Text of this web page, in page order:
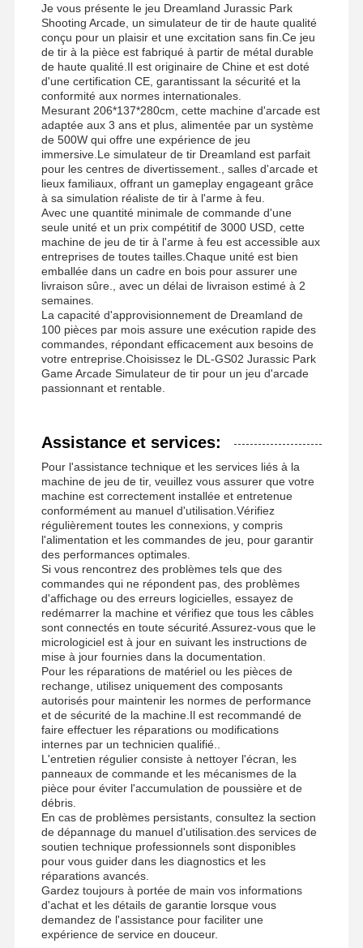
Je vous présente le jeu Dreamland Jurassic Park
Shooting Arcade, un simulateur de tir de haute qualité
conçu pour un plaisir et une excitation sans fin.Ce jeu
de tir à la pièce est fabriqué à partir de métal durable
de haute qualité.Il est originaire de Chine et est doté
d'une certification CE, garantissant la sécurité et la
conformité aux normes internationales.
Mesurant 206*137*280cm, cette machine d'arcade est
adaptée aux 3 ans et plus, alimentée par un système
de 500W qui offre une expérience de jeu
immersive.Le simulateur de tir Dreamland est parfait
pour les centres de divertissement., salles d'arcade et
lieux familiaux, offrant un gameplay engageant grâce
à sa simulation réaliste de tir à l'arme à feu.
Avec une quantité minimale de commande d'une
seule unité et un prix compétitif de 3000 USD, cette
machine de jeu de tir à l'arme à feu est accessible aux
entreprises de toutes tailles.Chaque unité est bien
emballée dans un cadre en bois pour assurer une
livraison sûre., avec un délai de livraison estimé à 2
semaines.
La capacité d'approvisionnement de Dreamland de
100 pièces par mois assure une exécution rapide des
commandes, répondant efficacement aux besoins de
votre entreprise.Choisissez le DL-GS02 Jurassic Park
Game Arcade Simulateur de tir pour un jeu d'arcade
passionnant et rentable.
Assistance et services:
Pour l'assistance technique et les services liés à la
machine de jeu de tir, veuillez vous assurer que votre
machine est correctement installée et entretenue
conformément au manuel d'utilisation.Vérifiez
régulièrement toutes les connexions, y compris
l'alimentation et les commandes de jeu, pour garantir
des performances optimales.
Si vous rencontrez des problèmes tels que des
commandes qui ne répondent pas, des problèmes
d'affichage ou des erreurs logicielles, essayez de
redémarrer la machine et vérifiez que tous les câbles
sont connectés en toute sécurité.Assurez-vous que le
micrologiciel est à jour en suivant les instructions de
mise à jour fournies dans la documentation.
Pour les réparations de matériel ou les pièces de
rechange, utilisez uniquement des composants
autorisés pour maintenir les normes de performance
et de sécurité de la machine.Il est recommandé de
faire effectuer les réparations ou modifications
internes par un technicien qualifié..
L'entretien régulier consiste à nettoyer l'écran, les
panneaux de commande et les mécanismes de la
pièce pour éviter l'accumulation de poussière et de
débris.
En cas de problèmes persistants, consultez la section
de dépannage du manuel d'utilisation.des services de
soutien technique professionnels sont disponibles
pour vous guider dans les diagnostics et les
réparations avancés.
Gardez toujours à portée de main vos informations
d'achat et les détails de garantie lorsque vous
demandez de l'assistance pour faciliter une
expérience de service en douceur.